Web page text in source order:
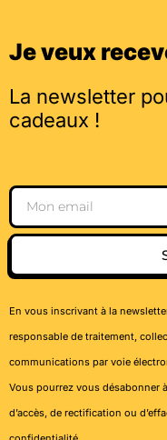
Je veux
La newsletter
cadeaux !
Email
En vous inscrivant à la
responsable de traitement,
communications par voie
Vous pourrez vous désabonner
d’accès, de rectification ou